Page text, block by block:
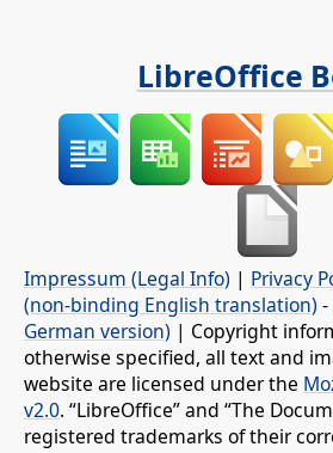
LibreOffice
Impressum (Legal Info) | Privacy
(non-binding English translation) -
German version) | Copyright
otherwise specified, all text and
website are licensed under the
v2.0. “LibreOffice” and “The
registered trademarks of their